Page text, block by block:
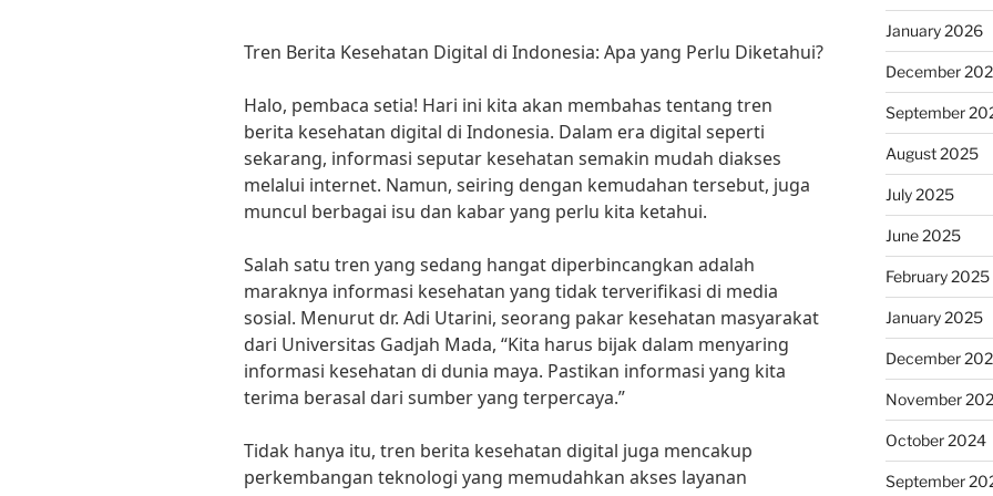
Tren Berita Kesehatan Digital di Indonesia: Apa yang Perlu Diketahui?
Halo, pembaca setia! Hari ini kita akan membahas tentang tren
berita kesehatan digital di Indonesia. Dalam era digital seperti
sekarang, informasi seputar kesehatan semakin mudah diakses
melalui internet. Namun, seiring dengan kemudahan tersebut, juga
muncul berbagai isu dan kabar yang perlu kita ketahui.
Salah satu tren yang sedang hangat diperbincangkan adalah
maraknya informasi kesehatan yang tidak terverifikasi di media
sosial. Menurut dr. Adi Utarini, seorang pakar kesehatan masyarakat
dari Universitas Gadjah Mada, “Kita harus bijak dalam menyaring
informasi kesehatan di dunia maya. Pastikan informasi yang kita
terima berasal dari sumber yang terpercaya.”
Tidak hanya itu, tren berita kesehatan digital juga mencakup
perkembangan teknologi yang memudahkan akses layanan
January 2026
December
September
August 2025
July 2025
June 2025
February 2025
January 2025
December
November
October 2024
September